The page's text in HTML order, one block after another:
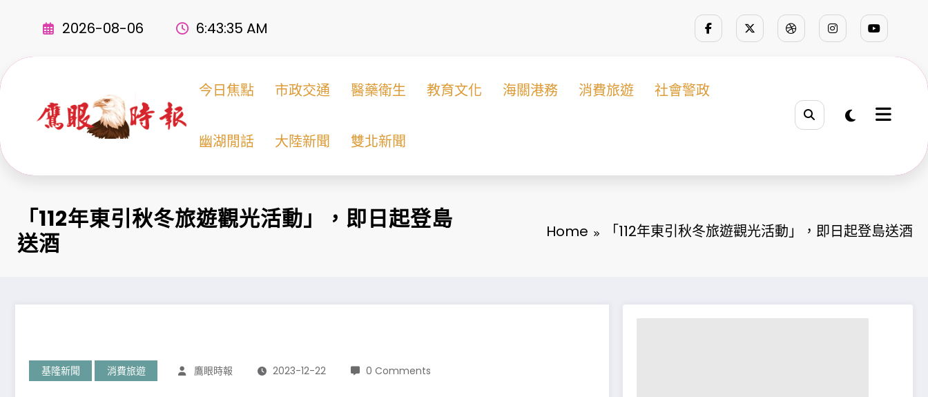
2026-08-06 6:43:36 AM
今日焦點 市政交通 醫藥衛生 教育文化 海關港務 消費旅遊 社會警政
幽湖閒話 大陸新聞 雙北新聞
「112年東引秋冬旅遊觀光活動」，即日起登島
送酒
Home 「112年東引秋冬旅遊觀光活動」，即日起登島送酒
基隆新聞 消費旅遊 鷹眼時報 2023-12-22 0 Comments